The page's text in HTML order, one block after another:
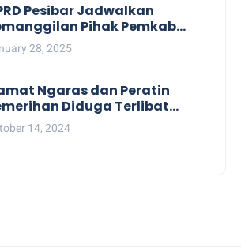
Pesibar Jadwalkan
Pihak Pemkab
Nasib dan Status TKD di
2025
28, 2025
Ngaras dan Peratin
Diduga Terlibat
Praktis, Mahasiswa
Desak Bawaslu
14, 2024